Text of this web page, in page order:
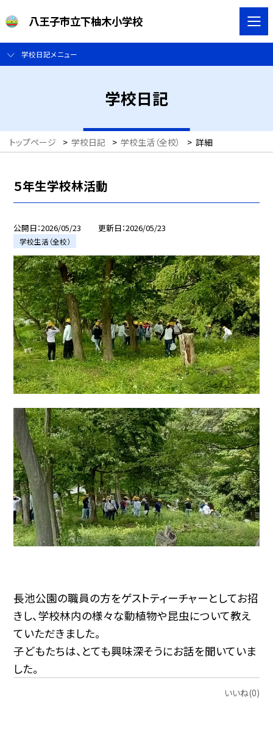
八王子市立下柚木小学校
学校日記メニュー
学校日記
トップページ > 学校日記 > 学校生活（全校） > 詳細
５年生学校林活動
公開日 2026/05/23 更新日 2026/05/23
学校生活（全校）
長池公園の職員の方をゲストティーチャーとしてお招
きし、学校林内の様々な動植物や昆虫について教え
ていただきました。
子どもたちは、とても興味深そうにお話を聞いていま
した。
いいね(0)